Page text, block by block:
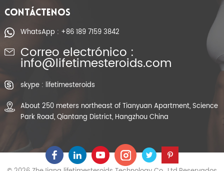
CONTÁCTENOS
WhatsApp : +86 189 7159 3842
Correo electrónico :
info@lifetimesteroids.com
skype : lifetimesteroids
About 250 meters northeast of Tianyuan Apartment, Science
Park Road, Qiantang District, Hangzhou China